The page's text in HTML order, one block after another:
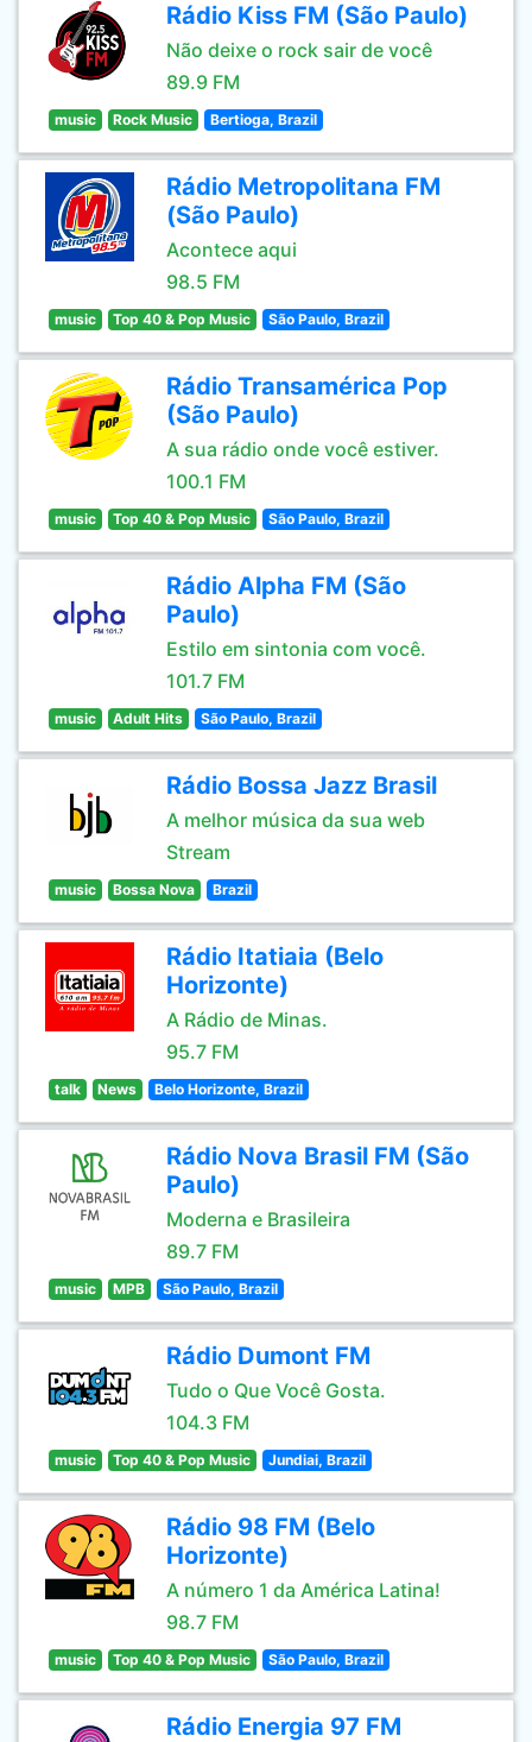
Rádio Kiss FM (São Paulo)
Não deixe o rock sair de você
89.9 FM
music Rock Music Bertioga, Brazil
Rádio Metropolitana FM
(São Paulo)
Acontece aqui
98.5 FM
music Top 40 & Pop Music São Paulo, Brazil
Rádio Transamérica Pop
(São Paulo)
A sua rádio onde você estiver.
100.1 FM
music Top 40 & Pop Music São Paulo, Brazil
Rádio Alpha FM (São
Paulo)
Estilo em sintonia com você.
101.7 FM
music Adult Hits São Paulo, Brazil
Rádio Bossa Jazz Brasil
A melhor música da sua web
Stream
music Bossa Nova Brazil
Rádio Itatiaia (Belo
Horizonte)
A Rádio de Minas.
95.7 FM
talk News Belo Horizonte, Brazil
Rádio Nova Brasil FM (São
Paulo)
Moderna e Brasileira
89.7 FM
music MPB São Paulo, Brazil
Rádio Dumont FM
Tudo o Que Você Gosta.
104.3 FM
music Top 40 & Pop Music Jundiai, Brazil
Rádio 98 FM (Belo
Horizonte)
A número 1 da América Latina!
98.7 FM
music Top 40 & Pop Music São Paulo, Brazil
Rádio Energia 97 FM